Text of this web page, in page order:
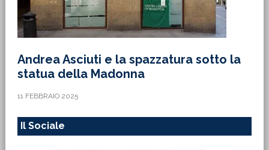
Andrea Asciuti e la spazzatura sotto la
statua della Madonna
11 FEBBRAIO 2025
Il Sociale